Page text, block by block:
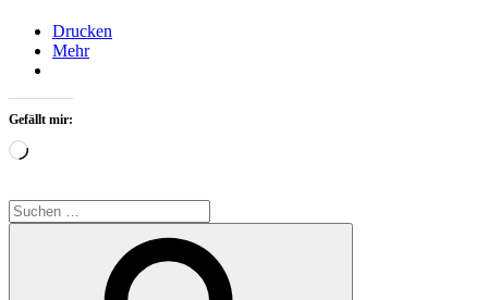
Drucken
Mehr
Gefällt mir:
Wird
Suchen
nach: